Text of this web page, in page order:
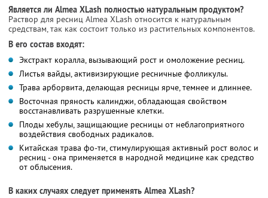
Является ли Almea XLash полностью натуральным продуктом?
Раствор для ресниц Almea XLash относится к натуральным
средствам, так как состоит только из растительных компонентов.
В его состав входят:
Экстракт коралла, вызывающий рост и омоложение ресниц.
Листья вайды, активизирующие ресничные фолликулы.
Трава арборвита, делающая ресницы ярче, темнее и длиннее.
Восточная пряность калинджи, обладающая свойством
восстанавливать разрушенные клетки.
Плоды хебулы, защищающие ресницы от неблагоприятного
воздействия свободных радикалов.
Китайская трава фо-ти, стимулирующая активный рост волос и
ресниц - она применяется в народной медицине как средство
от облысения.
В каких случаях следует применять Almea XLash?